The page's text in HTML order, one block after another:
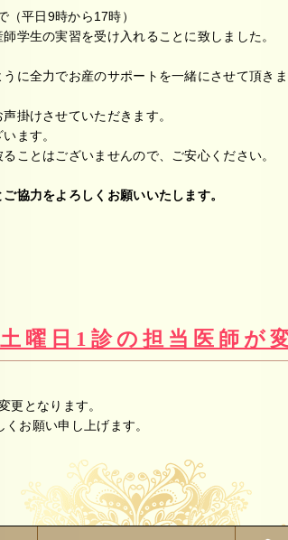
平日9時から17時）
学生の実習を受け入れることに致しました。
に全力でお産のサポートを一緒にさせて頂きま
掛けさせていただきます。
ます。
ことはございませんので、ご安心ください。
協力をよろしくお願いいたします。
曜日1診の担当医師が
となります。
お願い申し上げます。